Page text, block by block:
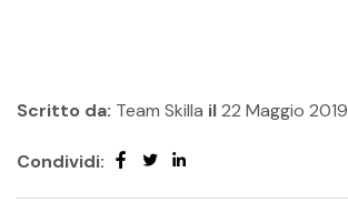
Scritto da: Team Skilla il22 Maggio 2019
Condividi: